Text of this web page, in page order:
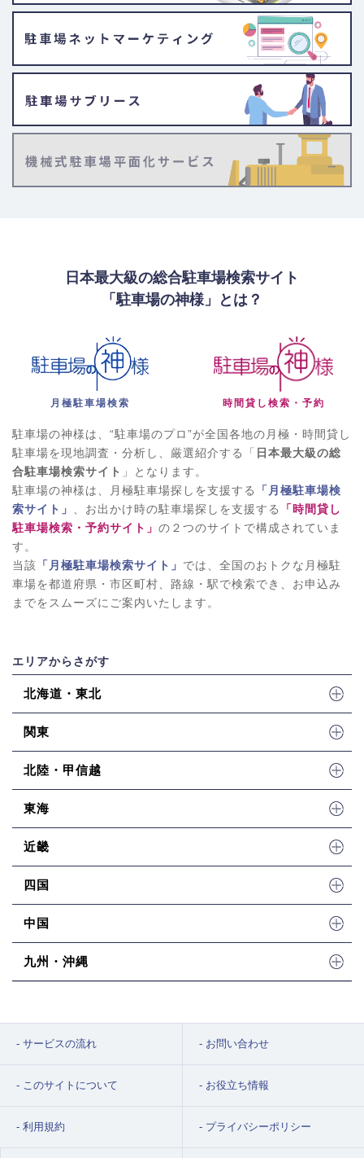
日本最大級の総合駐車場検索サイト
「駐車場の神様」とは？
月極駐車場検索 時間貸し検索・予約
駐車場の神様は、“駐車場のプロ”が全国各地の月極・時間貸し
駐車場を現地調査・分析し、厳選紹介する「 日本最大級の総
合駐車場検索サイト 」となります。
駐車場の神様は、月極駐車場探しを支援する
「月極駐車場検
索サイト」
、お出かけ時の駐車場探しを支援する
「時間貸し
駐車場検索・予約サイト」 の２つのサイトで構成されていま
す。
当該 「月極駐車場検索サイト」 では、全国のおトクな月極駐
車場を都道府県・市区町村、路線・駅で検索でき、お申込み
までをスムーズにご案内いたします。
エリアからさがす
北海道・東北
関東
北陸・甲信越
東海
近畿
四国
中国
九州・沖縄
サービスの流れ お問い合わせ
このサイトについて お役立ち情報
利用規約 プライバシーポリシー